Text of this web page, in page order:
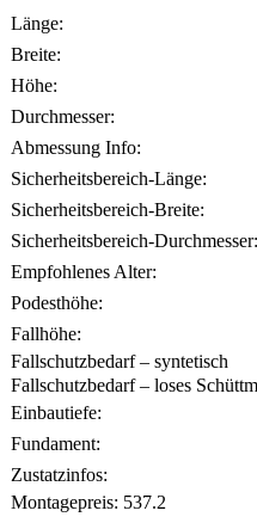
Länge:
Breite:
Höhe:
Durchmesser:
Abmessung Info:
Sicherheitsbereich-Länge:
Sicherheitsbereich-Breite:
Sicherheitsbereich-Durchmesser:
Empfohlenes Alter:
Podesthöhe:
Fallhöhe:
Fallschutzbedarf – syntetisch
Fallschutzbedarf – loses
Einbautiefe:
Fundament:
Zustatzinfos:
Montagepreis: 537.2